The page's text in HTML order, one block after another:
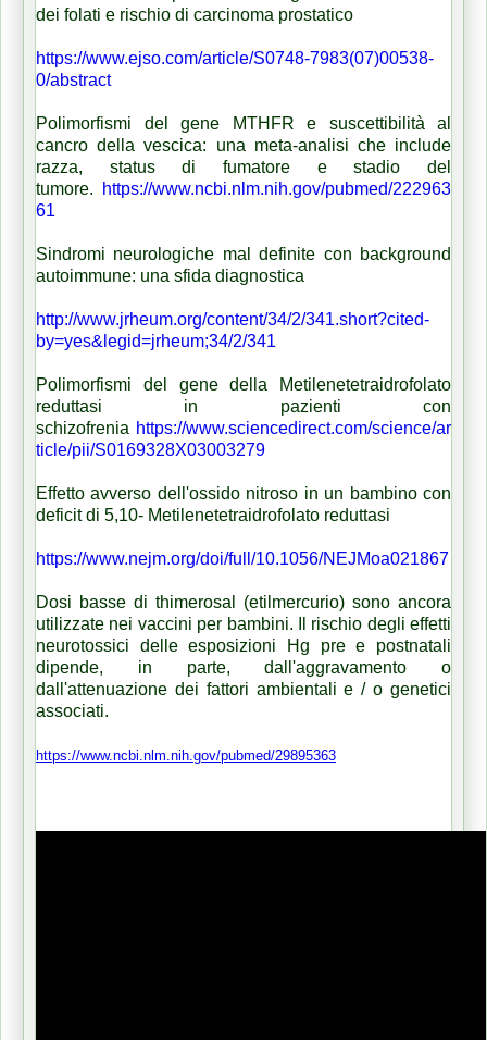
dei folati e rischio di carcinoma prostatico
https://www.ejso.com/article/S0748-7983(07)00538-
0/abstract
Polimorfismi del gene MTHFR e suscettibilità al
cancro della vescica: una meta-analisi che include
razza, status di fumatore e stadio del
tumore.
https://www.ncbi.nlm.nih.gov/pubmed/222963
61
Sindromi neurologiche mal definite con background
autoimmune: una sfida diagnostica
http://www.jrheum.org/content/34/2/341.short?cited-
by=yes&legid=jrheum;34/2/341
Polimorfismi del gene della
Metilenetetraidrofolato
reduttasi in pazienti con
schizofrenia https://www.sciencedirect.com/science/ar
ticle/pii/S0169328X03003279
Effetto avverso dell'ossido nitroso in un bambino con
deficit di 5,10- Metilenetetraidrofolato reduttasi
https://www.nejm.org/doi/full/10.1056/NEJMoa021867
Dosi basse di thimerosal (etilmercurio) sono ancora
utilizzate nei vaccini per bambini.
Il rischio degli effetti
neurotossici delle esposizioni Hg pre e postnatali
dipende, in parte, dall'aggravamento o
dall'attenuazione dei fattori ambientali e / o genetici
associati.
https://www.ncbi.nlm.nih.gov/pubmed/29895363